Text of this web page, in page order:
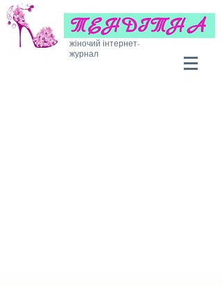
жіночий інтернет-
журнал